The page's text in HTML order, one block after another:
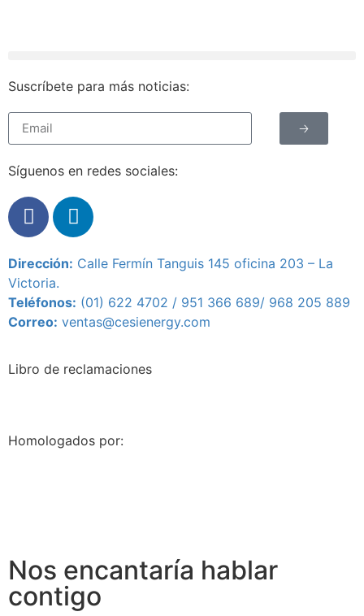
Suscríbete para más noticias:
🡢
Síguenos en redes sociales:
Dirección: Calle Fermín Tanguis 145 oficina 203 – La
Victoria.
Teléfonos: (01) 622 4702 / 951 366 689/ 968 205 889
Correo: ventas@cesienergy.com
Libro de reclamaciones
Homologados por:
Nos encantaría hablar
contigo